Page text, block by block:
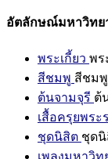
อัตลักษณ์มหาวิทย
พระเกี้ยว พร
สีชมพู สีชมพู
ต้นจามจุรี ต้
เสื้อครุยพร
ชุดนิสิต ชุด